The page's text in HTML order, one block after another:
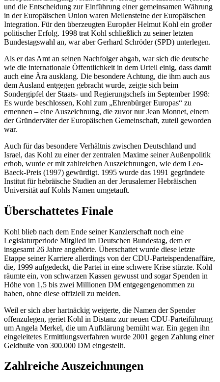
und die Entscheidung zur Einführung einer gemeinsamen Währung
in der Europäischen Union waren Meilensteine der Europäischen
Integration. Für den überzeugten Europäer Helmut Kohl ein großer
politischer Erfolg. 1998 trat Kohl schließlich zu seiner letzten
Bundestagswahl an, war aber Gerhard Schröder (SPD) unterlegen.
Als er das Amt an seinen Nachfolger abgab, war sich die deutsche
wie die internationale Öffentlichkeit in dem Urteil einig, dass damit
auch eine Ära ausklang. Die besondere Achtung, die ihm auch aus
dem Ausland entgegen gebracht wurde, zeigte sich beim
Sondergipfel der Staats- und Regierungschefs im September 1998:
Es wurde beschlossen, Kohl zum „Ehrenbürger Europas“ zu
ernennen – eine Auszeichnung, die zuvor nurJean Monnet, einem
der Gründerväter der Europäischen Gemeinschaft, zuteil geworden
war.
Auch für das besondere Verhältnis zwischen Deutschland und
Israel, das Kohl zu einer der zentralen Maxime seiner Außenpolitik
erhob, wurde er mit zahlreichen Auszeichnungen, wie dem Leo-
Baeck-Preis (1997) gewürdigt. 1995 wurde das 1991 gegründete
Institut für hebräische Studien an der Jerusalemer Hebräischen
Universität auf Kohls Namen umgetauft.
Überschattetes Finale
Kohl blieb nach dem Ende seiner Kanzlerschaft noch eine
Legislaturperiode Mitglied im Deutschen Bundestag, dem er
insgesamt 26 Jahre angehörte. Überschattet wurde diese letzte
Etappe seiner Karriere allerdings von der CDU-Parteispendenaffäre,
die, 1999 aufgedeckt, die Partei in eine schwere Krise stürzte. Kohl
räumte ein, von schwarzen Kassen gewusst und sogar Spenden in
Höhe von 1,5 bis zwei Millionen DM entgegengenommen zu
haben, ohne diese offiziell zu melden.
Weil er sich aber hartnäckig weigerte, die Namen der Spender
offenzulegen, geriet Kohl in Distanz zur neuen CDU-Parteiführung
um Angela Merkel, die um Aufklärung bemüht war. Ein gegen ihn
eingeleitetes Ermittlungsverfahren wurde 2001 gegen Zahlung einer
Geldbuße von 300.000 DM eingestellt.
Zahlreiche Auszeichnungen